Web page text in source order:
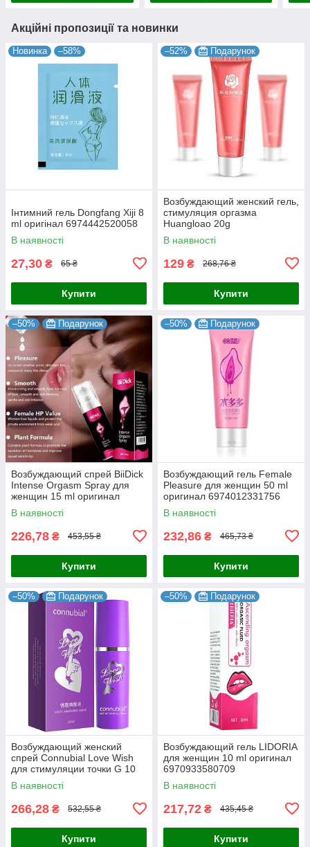
Акційні пропозиції та новинки
Новинка –58%
Інтимний гель Dongfang Xiji 8
ml оригінал 6974442520058
В наявності
27,30 ₴ 65 ₴
Купити
–52% Подарунок
Возбуждающий женский гель,
стимуляция оргазма
Huangloao 20g
6970245515680
В наявності
129 ₴ 268,76 ₴
Купити
–50% Подарунок
Возбуждающий спрей BiiDick
Intense Orgasm Spray для
женщин 15 ml оригинал
6971936100345
В наявності
226,78 ₴ 453,55 ₴
Купити
–50% Подарунок
Возбуждающий гель Female
Pleasure для женщин 50 ml
оригинал 6974012331756
В наявності
232,86 ₴ 465,73 ₴
Купити
–50% Подарунок
Возбуждающий женский
спрей Connubial Love Wish
для стимуляции точки G 10
ml
В наявності
266,28 ₴ 532,55 ₴
Купити
–50% Подарунок
Возбуждающий гель LIDORIA
для женщин 10 ml оригинал
6970933580709
В наявності
217,72 ₴ 435,45 ₴
Купити